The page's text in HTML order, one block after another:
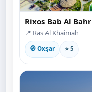
Rixos Bab Al Bahr
📍 Ras Al Khaimah
🧭 Oxşar ⭐ 5